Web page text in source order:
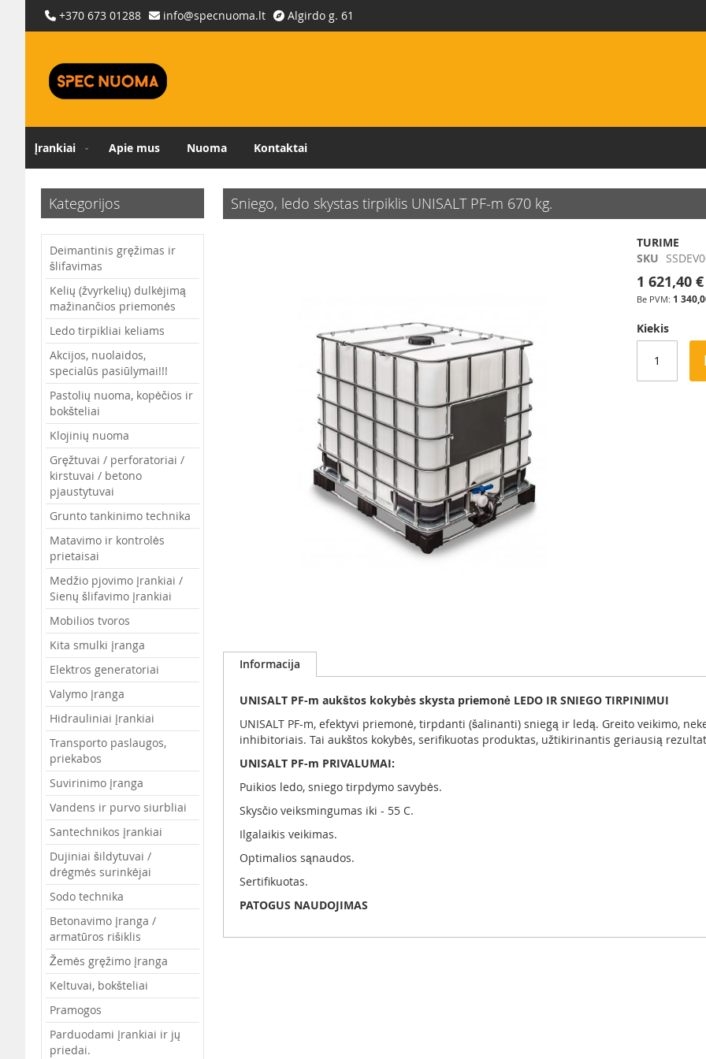
Skip
to
+370 673 01288 info@specnuoma.lt Algirdo g. 61
Įrankiai Apie mus Nuoma Kontaktai
Sniego, ledo skystas tirpiklis UNISALT PF-m 670 kg.
TURIME
SKU
1 621,40 €
1
Kiekis
to
images
gallery
Informacija
UNISALT PF-m aukštos kokybės skysta priemonė LEDO IR SNIEGO TIRPINIMUI
UNISALT PF-m, efektyvi priemonė, tirpdanti (šalinanti) sniegą ir ledą. Greito veikimo,
inhibitoriais. Tai aukštos kokybės, serifikuotas produktas, užtikirinantis geriausią
UNISALT PF-m PRIVALUMAI:
Puikios ledo, sniego tirpdymo savybės.
Skysčio veiksmingumas iki - 55 C.
Ilgalaikis veikimas.
Optimalios sąnaudos.
Sertifikuotas.
PATOGUS NAUDOJIMAS
Kategorijos
Deimantinis gręžimas ir
šlifavimas
Kelių (žvyrkelių) dulkėjimą
mažinančios priemonės
Ledo tirpikliai keliams
Akcijos, nuolaidos,
specialūs pasiūlymai!!!
Pastolių nuoma, kopėčios ir
bokšteliai
Klojinių nuoma
Gręžtuvai / perforatoriai /
kirstuvai / betono
pjaustytuvai
Grunto tankinimo technika
Matavimo ir kontrolės
prietaisai
Medžio pjovimo įrankiai /
Sienų šlifavimo įrankiai
Mobilios tvoros
Kita smulki įranga
Elektros generatoriai
Valymo įranga
Hidrauliniai įrankiai
Transporto paslaugos,
priekabos
Suvirinimo įranga
Vandens ir purvo siurbliai
Santechnikos įrankiai
Dujiniai šildytuvai /
drėgmės surinkėjai
Sodo technika
Betonavimo įranga /
armatūros rišiklis
Žemės gręžimo įranga
Keltuvai, bokšteliai
Pramogos
Parduodami įrankiai ir jų
priedai.